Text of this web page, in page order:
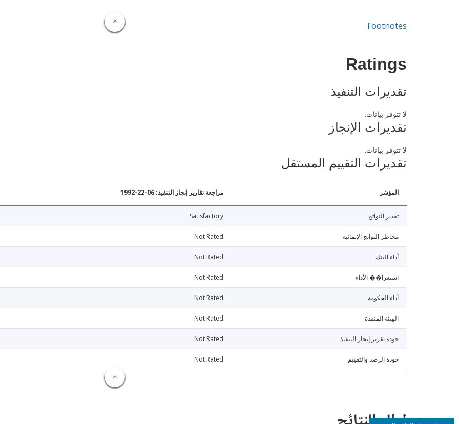
Footnotes
Ratings
تقديرات التنفيذ
لا تتوفر بيانات.
تقديرات الإنجاز
لا تتوفر بيانات.
تقديرات التقييم المستقل
المؤشر مراجعة تقارير إنجاز التنفيذ: 06-22-1992
تقدير النواتج Satisfactory
مخاطر النواتج الإنمائية Not Rated
أداء البنك Not Rated
استعرا�� الأداء Not Rated
أداء الحكومة Not Rated
الهيئة المنفذة Not Rated
جودة تقرير إنجاز التنفيذ Not Rated
جودة الرصد والتقييم Not Rated